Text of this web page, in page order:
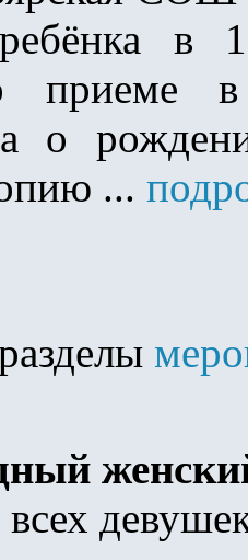
в
приеме
о
...
всех